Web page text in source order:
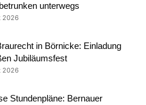
unterwegs
2026
in Börnicke: Einladung
Jubiläumsfest
2026
Stundenpläne: Bernauer